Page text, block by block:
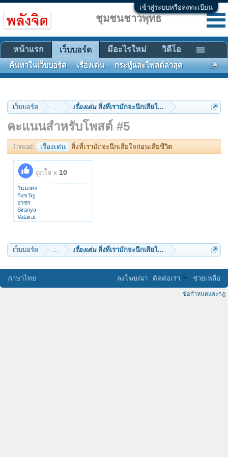
เข้าสู่ระบบหรือลงทะเบียน
เว็บบอร์ด ... เรื่องเด่นสิ่งที่เรามักจะนึกเสียใจก่อนเสียชีวิต
คะแนนสำหรับโพสต์ #5
Thread: เรื่องเด่น สิ่งที่เรามักจะนึกเสียใจก่อนเสียชีวิต
ถูกใจ x 10
วันมงคล
กิ่งขวัญ
อรชร
Siranya
Vatairat
new_mansum
Mantalay
Nok Nok
เว็บบอร์ด ... เรื่องเด่นสิ่งที่เรามักจะนึกเสียใจก่อนเสียชีวิต
ชุมชนชาวพุทธ
หน้าแรก เว็บบอร์ด
ค้นหาในเว็บบอร์ด เรื่องเด่น กระทู้และโพสต์ล่าสุด
มีอะไรใหม่ วิดีโอ
ภาษาไทย ลงโฆษณา ติดต่อเรา ช่วยเหลือ
ข้อกำหนดและกฎ